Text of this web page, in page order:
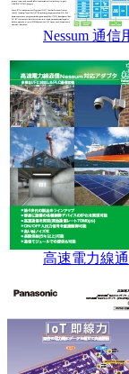
Nessum 通信
高速電力線